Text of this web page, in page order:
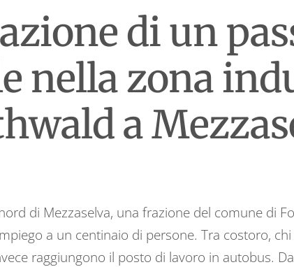
di un
nella zona
a
di Mezzaselva, una frazione del comune di
a un centinaio di persone. Tra costoro,
raggiungono il posto di lavoro in autobus.